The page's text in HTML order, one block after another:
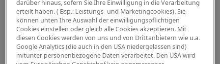
darüber hinaus, sofern Sie Ihre Einwilligung in die Verarbeitung
erteilt haben. ( Bsp.: Leistungs- und Marketingcookies). Sie
können unten Ihre Auswahl der einwilligungspflichtigen
Cookies einstellen oder gleich alle Cookies akzeptieren. Mit
diesen Cookies werden von uns und von Drittanbietern wie u.a.
Google Analytics (die auch in den USA niedergelassen sind)
mitunter personenbezogene Daten verarbeitet. Den USA wird